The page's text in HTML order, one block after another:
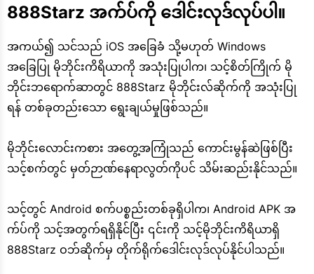
888Starz အက်ပ်ကို ဒေါင်းလုဒ်လုပ်ပါ။
အကယ်၍ သင်သည် iOS အခြေခံ သို့မဟုတ် Windows
အခြေပြု မိုဘိုင်းကိရိယာကို အသုံးပြုပါက၊ သင့်စိတ်ကြိုက် မို
ဘိုင်းဘရောက်ဆာတွင် 888Starz မိုဘိုင်းလ်ဆိုက်ကို အသုံးပြု
ရန် တစ်ခုတည်းသော ရွေးချယ်မှုဖြစ်သည်။
မိုဘိုင်းလောင်းကစား အတွေ့အကြုံသည် ကောင်းမွန်ဆဲဖြစ်ပြီး
သင့်စက်တွင် မှတ်ဉာဏ်နေရာလွတ်ကိုပင် သိမ်းဆည်းနိုင်သည်။
သင့်တွင် Android စက်ပစ္စည်းတစ်ခုရှိပါက၊ Android APK အ
က်ပ်ကို သင့်အတွက်ရရှိနိုင်ပြီး ၎င်းကို သင့်မိုဘိုင်းကိရိယာရှိ
888Starz ဝဘ်ဆိုက်မှ တိုက်ရိုက်ဒေါင်းလုဒ်လုပ်နိုင်ပါသည်။